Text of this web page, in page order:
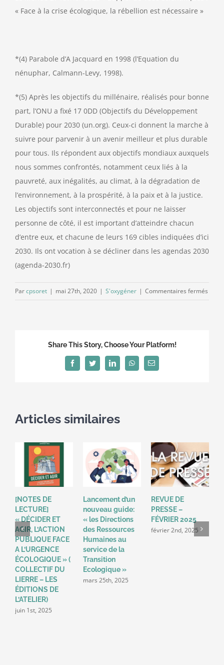
« Face à la crise écologique, la rébellion est nécessaire »
*(4) Parabole d’A Jacquard en 1998 (l’Equation du
nénuphar, Calmann-Levy, 1998).
*(5) Après les objectifs du millénaire, réalisés pour bonne
part, l’ONU a fixé 17 0DD (Objectifs du Développement
Durable) pour 2030 (un.org). Ceux-ci donnent la marche à
suivre pour parvenir à un avenir meilleur et plus durable
pour tous. Ils répondent aux objectifs mondiaux auxquels
nous sommes confrontés, notamment ceux liés à la
pauvreté, aux inégalités, au climat, à la dégradation de
l’environnement, à la prospérité, à la paix et à la justice.
Les objectifs sont interconnectés et pour ne laisser
personne de côté, il est important d’atteindre chacun
d’entre eux, et chacune de leurs 169 cibles indiquées d’ici
2030. Ils ont vocation à se décliner dans les agendas 2030
(agenda-2030.fr)
Parcpsoret | mai 27th, 2020 | S'oxygéner | Commentaires fermés
Share This Story, Choose Your Platform!
FacebookTwitterLinkedInWhatsAppEmail
Articles similaires
[NOTES DE
LECTURE]
« DÉCIDER ET
AGIR, L’ACTION
PUBLIQUE FACE
A L’URGENCE
ÉCOLOGIQUE » (
COLLECTIF DU
LIERRE – LES
ÉDITIONS DE
L’ATELIER)
juin 1st, 2025
Lancement d’un
nouveau guide:
« les Directions
des Ressources
Humaines au
service de la
Transition
Ecologique »
mars 25th, 2025
REVUE DE
PRESSE –
FÉVRIER 2025
février 2nd, 2025